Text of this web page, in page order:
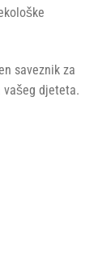
saveznik za
vašeg djeteta.